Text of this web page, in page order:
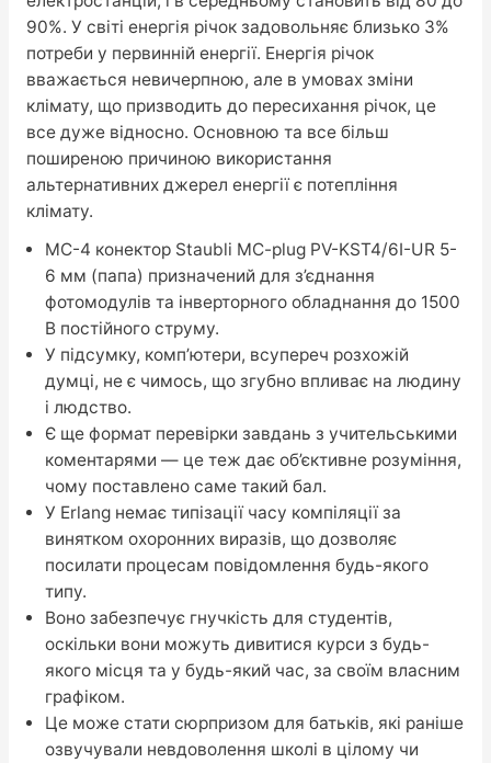
90%. У світі енергія річок задовольняє близько 3%
потреби у первинній енергії. Енергія річок
вважається невичерпною, але в умовах зміни
клімату, що призводить до пересихання річок, це
все дуже відносно. Основною та все більш
поширеною причиною використання
альтернативних джерел енергії є потепління
клімату.
MC-4 конектор Staubli MC-plug PV-KST4/6I-UR 5-
6 мм (папа) призначений для з’єднання
фотомодулів та інверторного обладнання до 1500
В постійного струму.
У підсумку, комп’ютери, всупереч розхожій
думці, не є чимось, що згубно впливає на людину
і людство.
Є ще формат перевірки завдань з учительськими
коментарями — це теж дає об’єктивне розуміння,
чому поставлено саме такий бал.
У Erlang немає типізації часу компіляції за
винятком охоронних виразів, що дозволяє
посилати процесам повідомлення будь-якого
типу.
Воно забезпечує гнучкість для студентів,
оскільки вони можуть дивитися курси з будь-
якого місця та у будь-який час, за своїм власним
графіком.
Це може стати сюрпризом для батьків, які раніше
озвучували невдоволення школі в цілому чи